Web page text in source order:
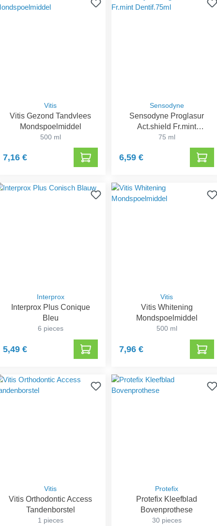
Vitis
Vitis Gezond Tandvlees
Mondspoelmiddel
500 ml
7,16 €
Sensodyne
Sensodyne Proglasur
Act.shield Fr.mint
Dentif.75ml
75 ml
6,59 €
Interprox
Interprox Plus Conique
Bleu
6 pieces
5,49 €
Vitis
Vitis Whitening
Mondspoelmiddel
500 ml
7,96 €
Vitis
Vitis Orthodontic Access
Tandenborstel
1 pieces
Protefix
Protefix Kleefblad
Bovenprothese
30 pieces